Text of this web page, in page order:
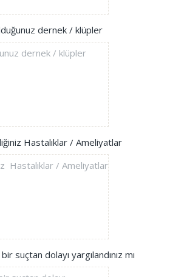
dernek / klüpler
Hastalıklar / Ameliyatlar
suçtan dolayı yargılandınız mı